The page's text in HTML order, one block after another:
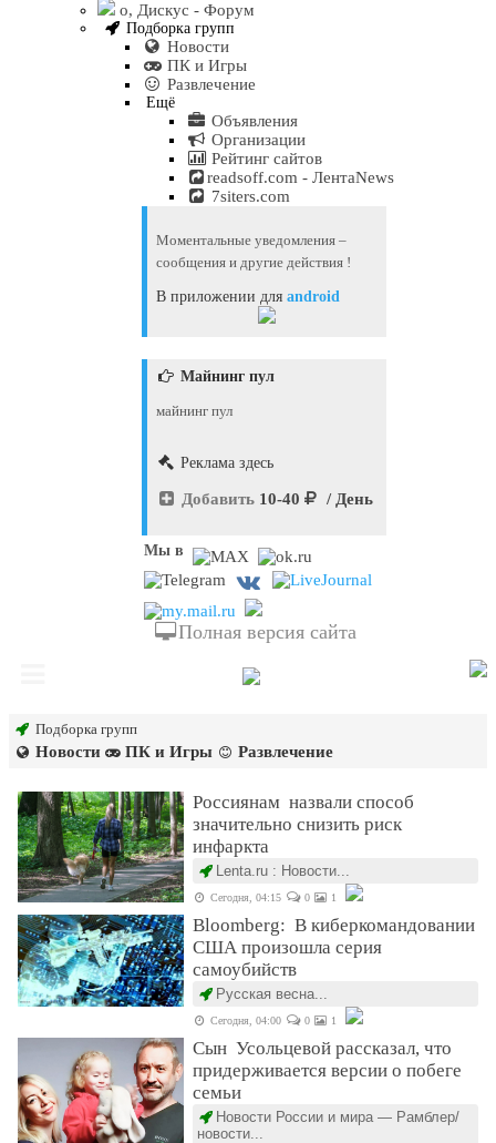
о, Дискус - Форум
Подборка групп
Новости
ПК и Игры
Развлечение
Ещё
Объявления
Организации
Рейтинг сайтов
readsoff.com - ЛентаNews
7siters.com
Моментальные уведомления –
сообщения и другие действия !
В приложении для android
Майнинг пул
майнинг пул
Реклама здесь
Добавить 10-40 / День
Мы в
Полная версия сайта
Подборка групп
Новости ПК и Игры Развлечение
Россиянам назвали способ
значительно снизить риск
инфаркта
Lenta.ru : Новости...
Сегодня, 04:15 0 1
Bloomberg: В киберкомандовании
США произошла серия
самоубийств
Русская весна...
Сегодня, 04:00 0 1
Сын Усольцевой рассказал, что
придерживается версии о побеге
семьи
Новости России и мира — Рамблер/
новости...